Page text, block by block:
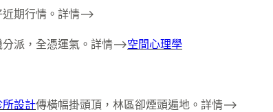
期行情。詳情–>
派，全憑運氣。詳情–>空間心理學
所設計傳橫幅掛頭頂，林區卻煙頭遍地。詳情–>